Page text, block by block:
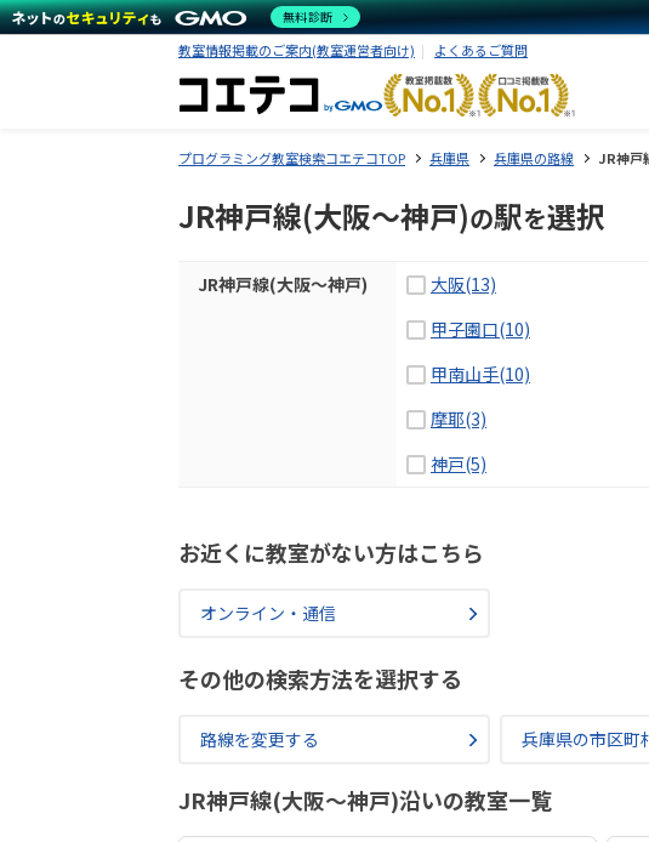
教室情報掲載のご案内(教室運営者向け) よくあるご質問
プログラミング教室検索コエテコTOP 兵庫県 兵庫県の路線 JR神戸
JR神戸線(大阪～神戸)の駅を選択
JR神戸線(大阪～神戸) 大阪(13)
甲子園口(10)
甲南山手(10)
摩耶(3)
神戸(5)
お近くに教室がない方はこちら
オンライン・通信
その他の検索方法を選択する
路線を変更する 兵庫県の市区町
JR神戸線(大阪～神戸)沿いの教室一覧
無料診断